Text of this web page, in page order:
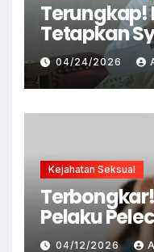
Terungkap!
Tetapkan
Tersangka,
Pelecehan
04/24/2026
Kejahatan Seksual
Pelaku
Cianjur
04/12/2026